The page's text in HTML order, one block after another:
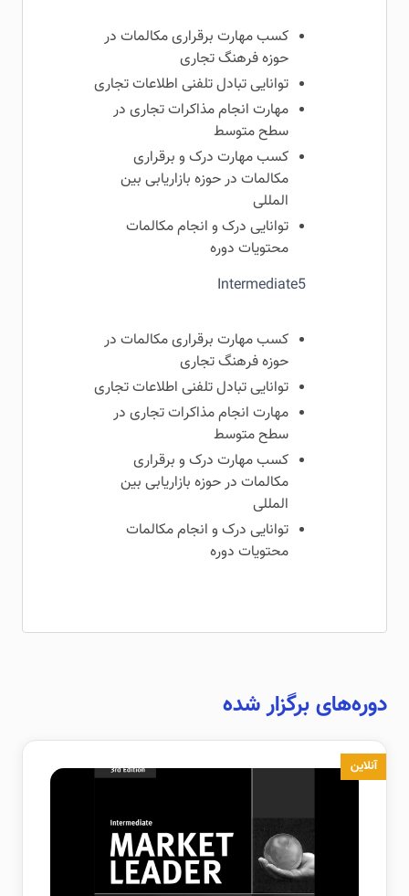
کسب مهارت برقراری مکالمات در
حوزه فرهنگ تجاری
توانایی تبادل تلفنی اطلاعات تجاری
مهارت انجام مذاکرات تجاری در
سطح متوسط
کسب مهارت درک و برقراری
مکالمات در حوزه بازاریابی بین
المللی
توانایی درک و انجام مکالمات
محتویات دوره
Intermediate5
کسب مهارت برقراری مکالمات در
حوزه فرهنگ تجاری
توانایی تبادل تلفنی اطلاعات تجاری
مهارت انجام مذاکرات تجاری در
سطح متوسط
کسب مهارت درک و برقراری
مکالمات در حوزه بازاریابی بین
المللی
توانایی درک و انجام مکالمات
محتویات دوره
دوره‌های برگزار شده
آنلاین